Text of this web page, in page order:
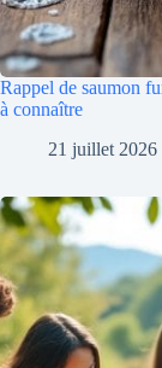
Rappel de saumon
à connaître
21 juillet 2026